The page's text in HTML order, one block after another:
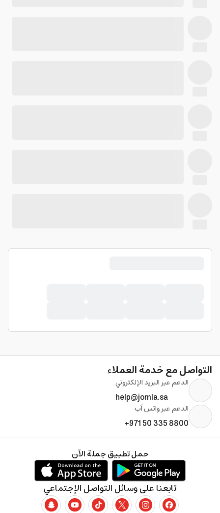
التواصل مع خدمة العملاء
الدعم عبر البريد الإلكتروني
help@jomla.sa
الدعم عبر واتس آب
+971 50 335 8800
تابعنا على وسائل التواصل الإجتماعي
حمل تطبيق جملة الآن